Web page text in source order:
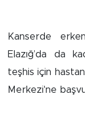
Kanserde
Elazığ’da da
teşhis için
Merkezi'ne
Siyaset
Adıyaman